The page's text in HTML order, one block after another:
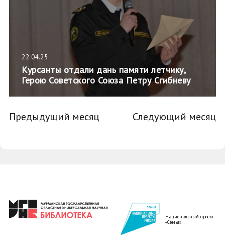
22.04.25
Курсанты отдали дань памяти летчику,
Герою Советского Союза Петру Сгибневу
Предыдущий месяц Следующий месяц
Национальный проект
«Семья»